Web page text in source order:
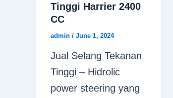
Tinggi Harrier 2400
CC
admin / June 1, 2024
Jual Selang Tekanan
Tinggi – Hidrolic
power steering yang